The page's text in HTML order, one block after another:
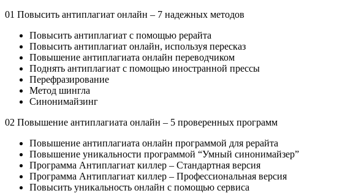
01 Повысить антиплагиат онлайн – 7 надежных методов
Повысить антиплагиат с помощью рерайта
Повысить антиплагиат онлайн, используя пересказ
Повышение антиплагиата онлайн переводчиком
Поднять антиплагиат с помощью иностранной прессы
Перефразирование
Метод шингла
Синонимайзинг
02 Повышение антиплагиата онлайн – 5 проверенных программ
Повышение антиплагиата онлайн программой для рерайта
Повышение уникальности программой “Умный синонимайзер”
Программа Антиплагиат киллер – Стандартная версия
Программа Антиплагиат киллер – Профессиональная версия
Повысить уникальность онлайн с помощью сервиса